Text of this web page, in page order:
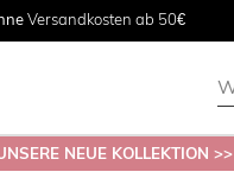
Versandkosten ab 50€
Grösse38 - 54
innerhalb 30 Tagen
NEUE KOLLEKTION >>